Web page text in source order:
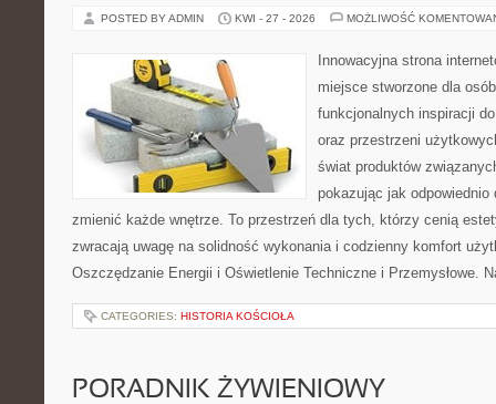
POSTED BY ADMIN KWI - 27 - 2026 MOŻLIWOŚĆ
Innowacyjna strona
miejsce stworzone dla
funkcjonalnych inspiracji
oraz przestrzeni
świat produktów
pokazując jak odpowiednio
zmienić każde wnętrze. To przestrzeń dla tych, którzy cenią
zwracają uwagę na solidność wykonania i codzienny komfort
Oszczędzanie Energii i Oświetlenie Techniczne i Przemysłowe.
CATEGORIES: HISTORIA KOŚCIOŁA
PORADNIK ŻYWIENIOWY